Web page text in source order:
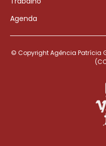
Agenda
© Copyright Agência Patrícia